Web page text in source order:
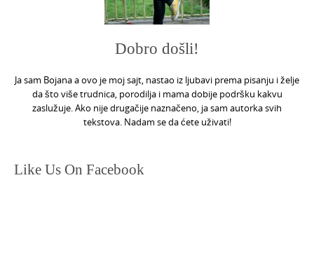
Dobro došli!
Ja sam Bojana a ovo je moj sajt, nastao iz ljubavi prema pisanju i želje
da što više trudnica, porodilja i mama dobije podršku kakvu
zaslužuje. Ako nije drugačije naznačeno, ja sam autorka svih
tekstova. Nadam se da ćete uživati!
Like Us On Facebook